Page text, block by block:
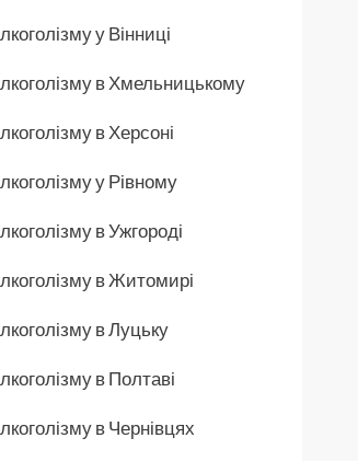
у Вінниці
в Хмельницькому
в Херсоні
у Рівному
в Ужгороді
в Житомирі
в Луцьку
в Полтаві
в Чернівцях